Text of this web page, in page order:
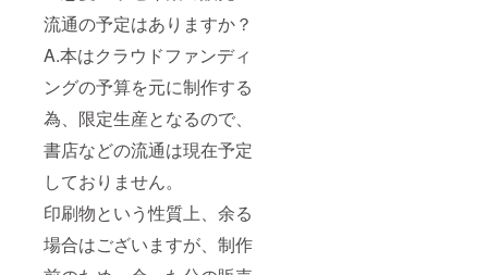
流通の予定はありますか？
A.本はクラウドファンディ
ングの予算を元に制作する
為、限定生産となるので、
書店などの流通は現在予定
しておりません。
印刷物という性質上、余る
場合はございますが、制作